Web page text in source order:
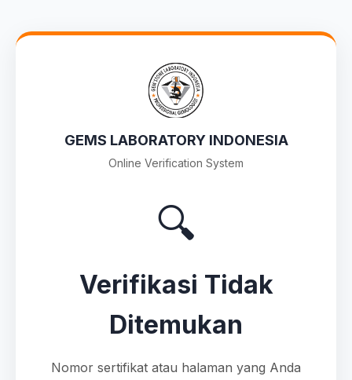
GEMS LABORATORY INDONESIA
Online Verification System
🔍
Verifikasi Tidak
Ditemukan
Nomor sertifikat atau halaman yang Anda